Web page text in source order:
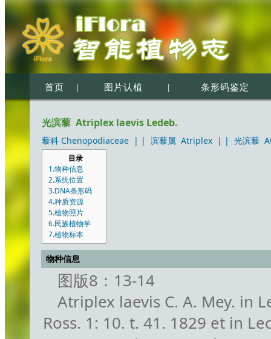
首页 | 图片认植 | 条形码鉴定
光滨藜 Atriplex laevis Ledeb.
藜科 Chenopodiaceae | | 滨藜属 Atriplex | | 光滨藜
目录
1.物种信息
2.系统位置
3.DNA条形码
4.种质资源
5.植物照片
6.民族植物学
7.植物标本
物种信息
图版8：13-14
Atriplex laevis C. A. Mey. in
Ross. 1: 10. t. 41. 1829 et in